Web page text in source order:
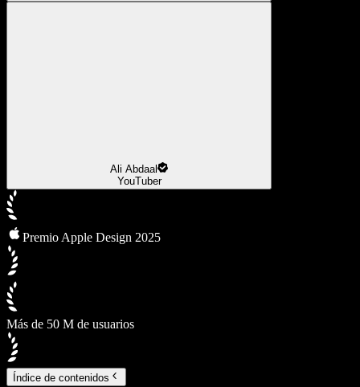
Ali Abdaal
YouTuber
Premio Apple Design 2025
Más de 50 M de usuarios
Índice de contenidos